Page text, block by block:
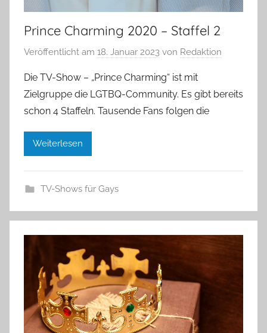
Prince Charming 2020 – Staffel 2
Veröffentlicht am 18. Januar 2023 von Redaktion
Die TV-Show – „Prince Charming“ ist mit
Zielgruppe die LGTBQ-Community. Es gibt bereits
schon 4 Staffeln. Tausende Fans folgen die
Weiterlesen
TV-Shows für Gays